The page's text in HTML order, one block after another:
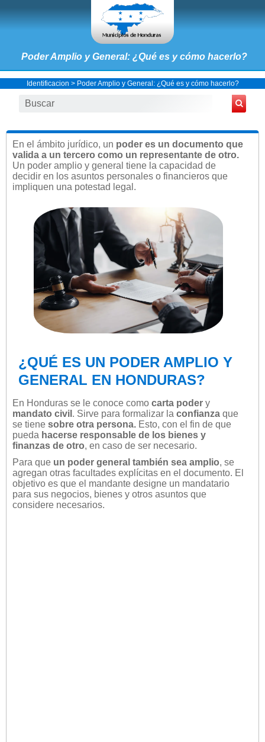
Poder Amplio y General: ¿Qué es y cómo hacerlo?
Identificacion > Poder Amplio y General: ¿Qué es y cómo hacerlo?
En el ámbito jurídico, un poder es un documento que
valida a un tercero como un representante de otro.
Un poder amplio y general tiene la capacidad de
decidir en los asuntos personales o financieros que
impliquen una potestad legal.
¿QUÉ ES UN PODER AMPLIO Y
GENERAL EN HONDURAS?
En Honduras se le conoce como carta poder y
mandato civil . Sirve para formalizar la confianza que
se tiene sobre otra persona. Esto, con el fin de que
pueda hacerse responsable de los bienes y
finanzas de otro, en caso de ser necesario.
Para que un poder general también sea amplio, se
agregan otras facultades explícitas en el documento. El
objetivo es que el mandante designe un mandatario
para sus negocios, bienes y otros asuntos que
considere necesarios.